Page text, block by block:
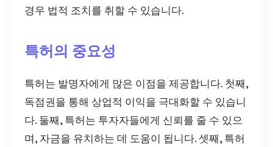
경우 법적 조치를 취할 수 있습니다.
특허의 중요성
특허는 발명자에게 많은 이점을 제공합니다. 첫째,
독점권을 통해 상업적 이익을 극대화할 수 있습니
다. 둘째, 특허는 투자자들에게 신뢰를 줄 수 있으
며, 자금을 유치하는 데 도움이 됩니다. 셋째, 특허